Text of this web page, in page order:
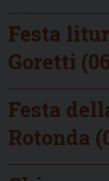
Festa
Goretti
Festa
Rotonda